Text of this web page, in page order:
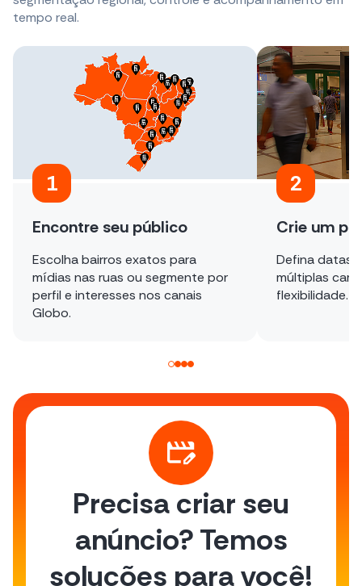
tempo real.
1
Encontre seu público
Escolha bairros exatos para
mídias nas ruas ou segmente por
perfil e interesses nos canais
Globo.
2
Crie um
Defina datas,
múltiplas
flexibilidade.
Precisa criar seu
anúncio? Temos
soluções para você!